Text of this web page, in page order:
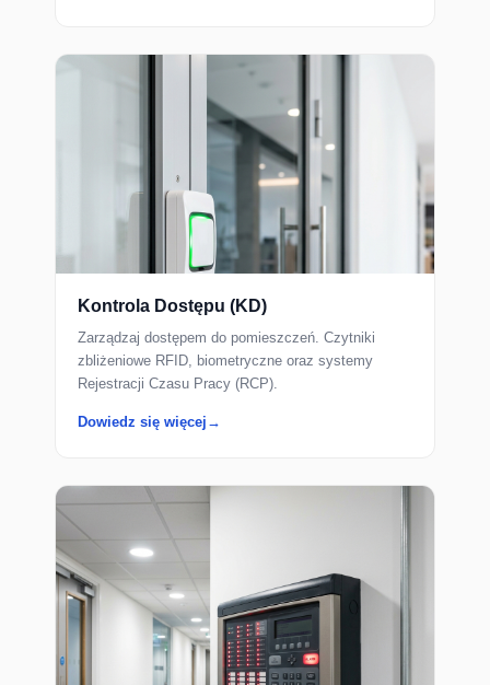
Kontrola Dostępu (KD)
Zarządzaj dostępem do pomieszczeń. Czytniki
zbliżeniowe RFID, biometryczne oraz systemy
Rejestracji Czasu Pracy (RCP).
Dowiedz się więcej